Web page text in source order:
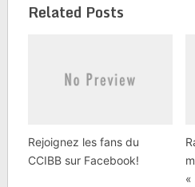
Related Posts
Rejoignez les fans du
CCIBB sur Facebook!
«